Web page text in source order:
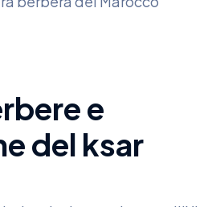
e
del ksar